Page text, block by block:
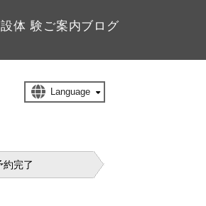
体 験 ご案内ブログ
約完了